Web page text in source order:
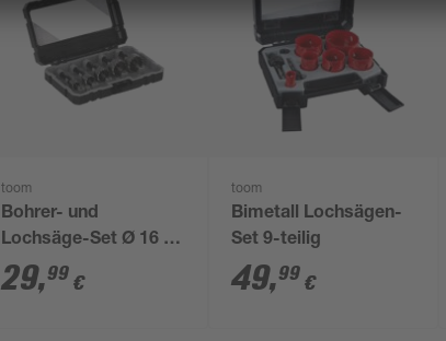
toom
Bohrer- und
Lochsäge-Set Ø 16 -
32 mm 5-teilig
29,99 €
toom
Bimetall Lochsägen-
Set 9-teilig
49,99 €